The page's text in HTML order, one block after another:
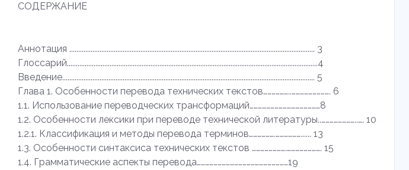
СОДЕРЖАНИЕ
Аннотация .......................................................................................................................................... 3
Глоссарий.............................................................................................................................................4
Введение.............................................................................................................................................. 5
Глава 1. Особенности перевода технических текстов………………..………………………. 6
1.1. Использование переводческих трансформаций……………………………………………8
1.2. Особенности лексики при переводе технической литературы..……………………..…. 10
1.2.1. Классификация и методы перевода терминов……………….………………...... 13
1.3. Особенности синтаксиса технических текстов …………………….……………………. 15
1.4. Грамматические аспекты перевода…………………………………………………………19